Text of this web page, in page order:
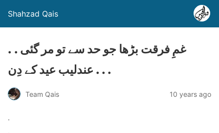
Shahzad Qais
. . غمِ فرقت بڑھا جو حد سے تو مر گئی
عندلیب عید کے دِن . . .
Team Qais 10 years ago
.
.